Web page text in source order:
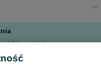
laliki meble tarasowe
akacjowego